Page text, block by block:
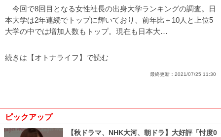
今回で8回目となる女性社長の出身大学ランキングの調査。日
本大学は2年連続でトップに輝いており、前年比＋10人と上位5
大学の中では増加人数もトップ。現在も日本大…
続きは【オトナライフ】で読む
最終更新： 2021/07/25 11:30
ピックアップ
【秋ドラマ、NHK大河、朝ドラ】大好評「忖度0